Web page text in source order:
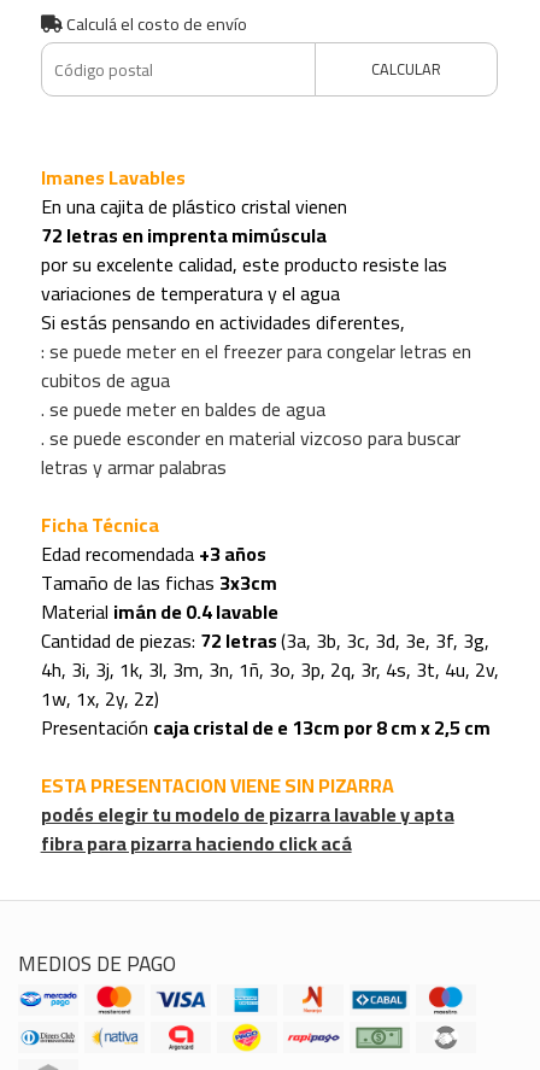
Calculá el costo de envío
CALCULAR
Imanes Lavables
En una cajita de plástico cristal vienen
72 letras en imprenta mimúscula
por su excelente calidad, este producto resiste las
variaciones de temperatura y el agua
Si estás pensando en actividades diferentes,
: se puede meter en el freezer para congelar letras en
cubitos de agua
. se puede meter en baldes de agua
. se puede esconder en material vizcoso para buscar
letras y armar palabras
Ficha Técnica
Edad recomendada+3 años
Tamaño de las fichas 3x3cm
Material imán de 0.4 lavable
Cantidad de piezas: 72 letras(3a, 3b, 3c, 3d, 3e, 3f, 3g,
4h, 3i, 3j, 1k, 3l, 3m, 3n, 1ñ, 3o, 3p, 2q, 3r, 4s, 3t, 4u, 2v,
1w, 1x, 2y, 2z)
Presentación caja cristal de e 13cm por 8 cm x 2,5 cm
ESTA PRESENTACION VIENE SIN PIZARRA
podés elegir tu modelo de pizarra lavable y apta
fibra para pizarra haciendo click acá
MEDIOS DE PAGO